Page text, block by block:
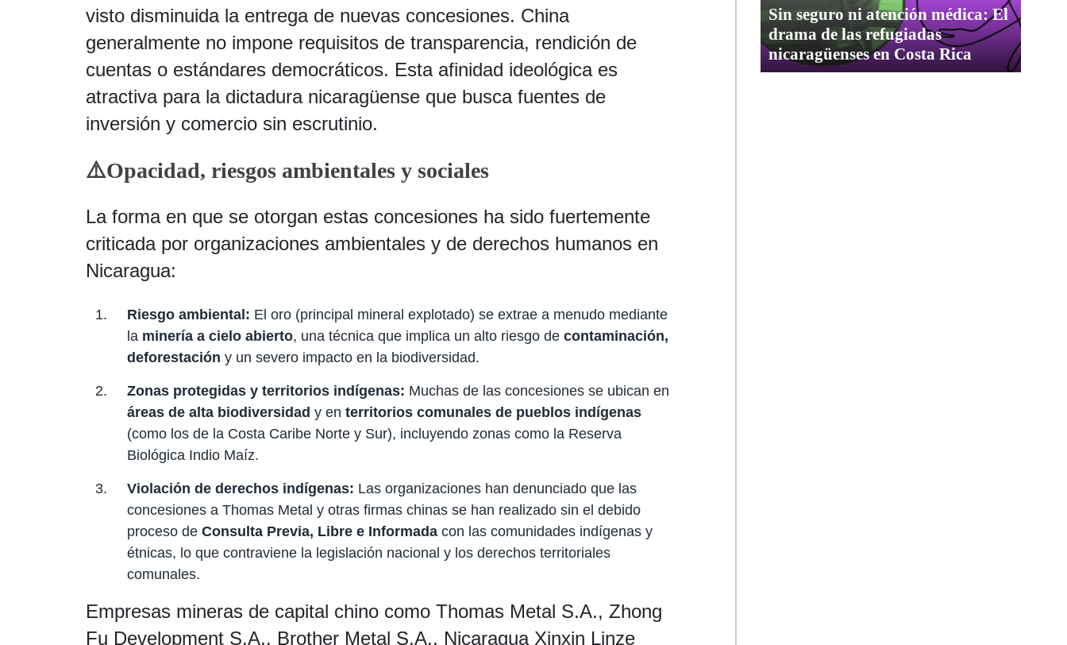
visto disminuida la entrega de nuevas concesiones. China
generalmente no impone requisitos de transparencia, rendición de
cuentas o estándares democráticos. Esta afinidad ideológica es
atractiva para la dictadura nicaragüense que busca fuentes de
inversión y comercio sin escrutinio.
⚠️Opacidad, riesgos ambientales y sociales
La forma en que se otorgan estas concesiones ha sido fuertemente
criticada por organizaciones ambientales y de derechos humanos en
Nicaragua:
Riesgo ambiental: El oro (principal mineral explotado) se extrae a menudo mediante
la minería a cielo abierto, una técnica que implica un alto riesgo de contaminación,
deforestación y un severo impacto en la biodiversidad.
Zonas protegidas y territorios indígenas: Muchas de las concesiones se ubican en
áreas de alta biodiversidad y en territorios comunales de pueblos indígenas
(como los de la Costa Caribe Norte y Sur), incluyendo zonas como la Reserva
Biológica Indio Maíz.
Violación de derechos indígenas: Las organizaciones han denunciado que las
concesiones a Thomas Metal y otras firmas chinas se han realizado sin el debido
proceso de Consulta Previa, Libre e Informadacon las comunidades indígenas y
étnicas, lo que contraviene la legislación nacional y los derechos territoriales
comunales.
Empresas mineras de capital chino como Thomas Metal S.A., Zhong
Fu Development S.A., Brother Metal S.A., Nicaragua Xinxin Linze
Sin seguro ni atención médica: El
drama de las refugiadas
nicaragüenses en Costa Rica